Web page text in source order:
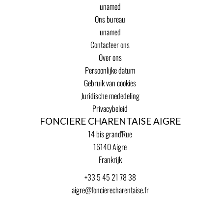
unamed
Ons bureau
unamed
Contacteer ons
Over ons
Persoonlijke datum
Gebruik van cookies
Juridische mededeling
Privacybeleid
FONCIERE CHARENTAISE AIGRE
14 bis grand'Rue
16140Aigre
Frankrijk
+33 5 45 21 78 38
aigre@foncierecharentaise.fr